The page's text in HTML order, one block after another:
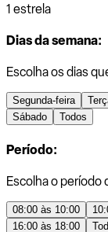
1 estrela
Dias da semana:
Escolha os dias
Segunda-feira
Sábado
Todos
Período:
Escolha o período
08:00 às 10:00
16:00 às 18:00